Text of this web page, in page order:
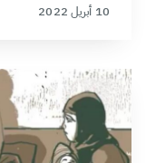
10 أبريل 2022